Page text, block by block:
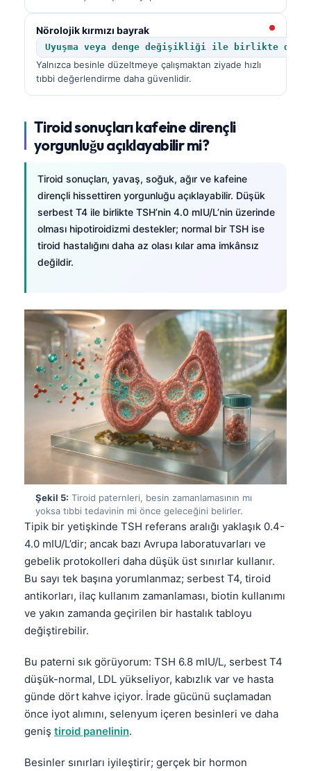
Nörolojik kırmızı bayrak
Uyuşma veya denge değişikliği ile birlikte düşük
Yalnızca besinle düzeltmeye çalışmaktan ziyade hızlı
tıbbi değerlendirme daha güvenlidir.
Tiroid sonuçları kafeine dirençli
yorgunluğu açıklayabilir mi?
Tiroid sonuçları, yavaş, soğuk, ağır ve kafeine
dirençli hissettiren yorgunluğu açıklayabilir. Düşük
serbest T4 ile birlikte TSH’nin 4.0 mIU/L’nin üzerinde
olması hipotiroidizmi destekler; normal bir TSH ise
tiroid hastalığını daha az olası kılar ama imkânsız
değildir.
Şekil 5: Tiroid paternleri, besin zamanlamasının mı
yoksa tıbbi tedavinin mi önce geleceğini belirler.
Tipik bir yetişkinde TSH referans aralığı yaklaşık 0.4-
4.0 mIU/L’dir; ancak bazı Avrupa laboratuvarları ve
gebelik protokolleri daha düşük üst sınırlar kullanır.
Bu sayı tek başına yorumlanmaz; serbest T4, tiroid
antikorları, ilaç kullanım zamanlaması, biotin kullanımı
ve yakın zamanda geçirilen bir hastalık tabloyu
değiştirebilir.
Bu paterni sık görüyorum: TSH 6.8 mIU/L, serbest T4
düşük-normal, LDL yükseliyor, kabızlık var ve hasta
günde dört kahve içiyor. İrade gücünü suçlamadan
önce iyot alımını, selenyum içeren besinleri ve daha
geniş tiroid panelinin.
Besinler sınırları iyileştirir; gerçek bir hormon
Кыргызча
Татар теле
Беларуская мова
Esperanto
Frysk
Ślōnskŏ gŏdka
Norsk bokmål